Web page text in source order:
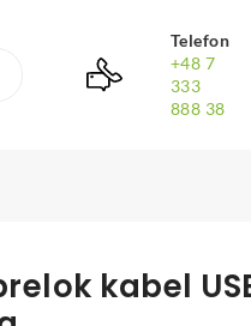
Telefon
+48 7
333
888 38
kabel